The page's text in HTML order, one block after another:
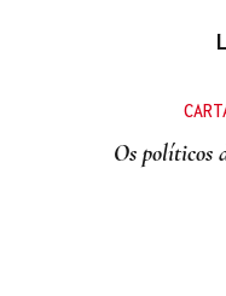
Galería | Mario
España, congrega a
Os políticos